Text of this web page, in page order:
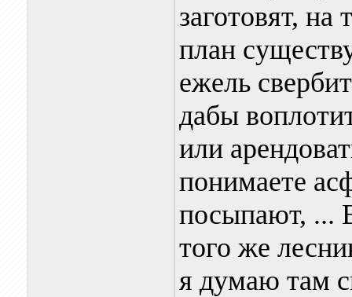
заготовят, на
план
ежель
дабы
или
понимаете
посыпают, ...
того же
я думаю там